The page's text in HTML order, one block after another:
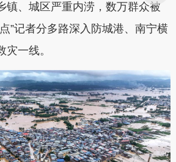
镇、城区严重内涝，数万群众被
”记者分多路深入防城港、南宁横
一线。